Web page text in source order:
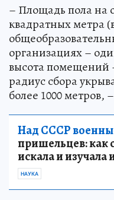
– Площадь пола на
квадратных метра
организациях –
высота помещений
радиус сбора
более 1000 метров,
Над СССР
пришельцев: как
искала и
НАУКА